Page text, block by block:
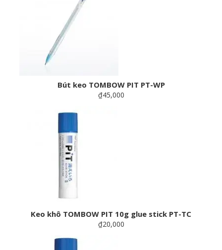
Bút keo TOMBOW PIT PT-WP
₫45,000
Keo khô TOMBOW PIT 10g glue stick PT-TC
₫20,000